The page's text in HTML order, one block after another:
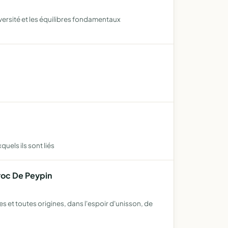
et les équilibres fondamentaux
ils sont liés
De Peypin
et toutes origines, dans l'espoir d'unisson, de